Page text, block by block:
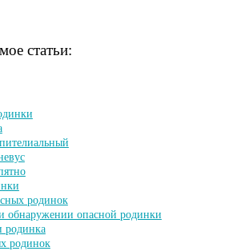
статьи:
родинок
обнаружении опасной родинки
родинка
родинок